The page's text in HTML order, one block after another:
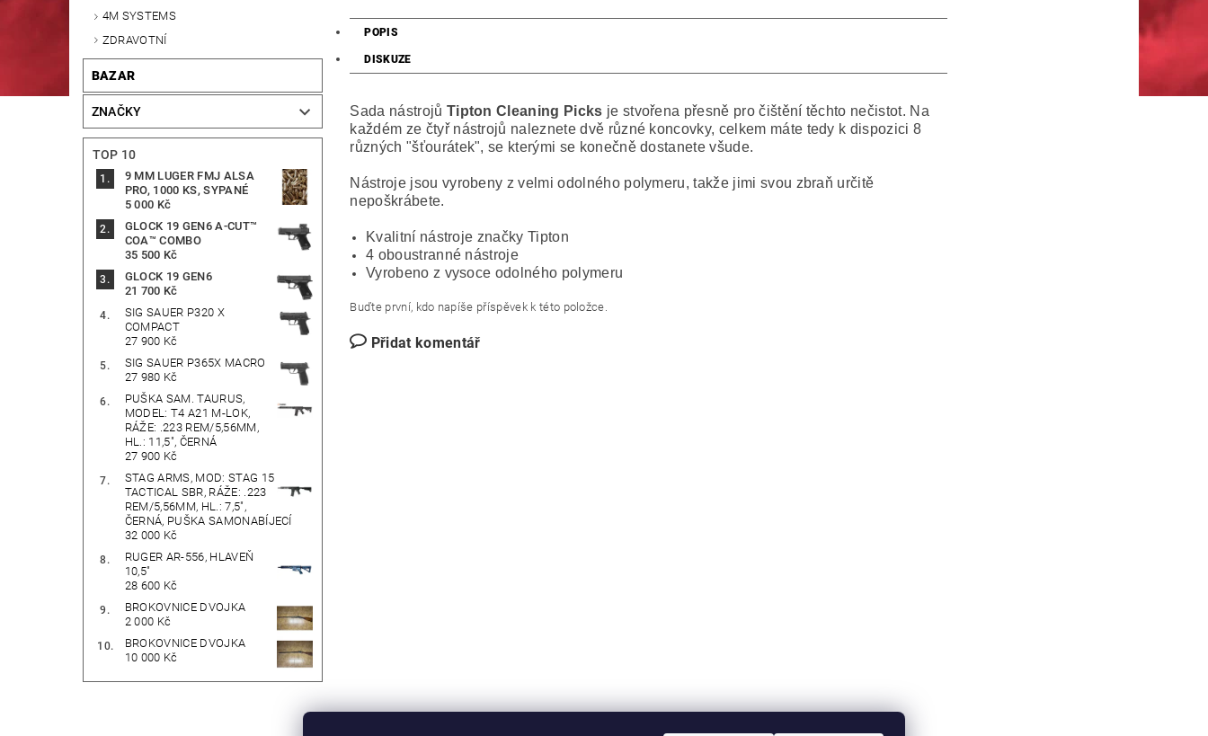
4M SYSTEMS
ZDRAVOTNÍ
BAZAR
ZNAČKY
TOP 10
9 MM LUGER FMJ ALSA
PRO, 1000 KS, SYPANÉ
5 000 Kč
GLOCK 19 GEN6 A-CUT™
COA™ COMBO
35 500 Kč
GLOCK 19 GEN6
21 700 Kč
SIG SAUER P320 X
COMPACT
27 900 Kč
SIG SAUER P365X MACRO
27 980 Kč
PUŠKA SAM. TAURUS,
MODEL: T4 A21 M-LOK,
RÁŽE: .223 REM/5,56MM,
HL.: 11,5", ČERNÁ
27 900 Kč
STAG ARMS, MOD: STAG 15
TACTICAL SBR, RÁŽE: .223
REM/5,56MM, HL.: 7,5",
ČERNÁ, PUŠKA SAMONABÍJECÍ
32 000 Kč
RUGER AR-556, HLAVEŇ
10,5"
28 600 Kč
BROKOVNICE DVOJKA
2 000 Kč
BROKOVNICE DVOJKA
10 000 Kč
POPIS
DISKUZE
Sada nástrojů Tipton Cleaning Picks je stvořena přesně pro čištění těchto nečistot. Na
každém ze čtyř nástrojů naleznete dvě různé koncovky, celkem máte tedy k dispozici 8
různých "šťourátek", se kterými se konečně dostanete všude.
Nástroje jsou vyrobeny z velmi odolného polymeru, takže jimi svou zbraň určitě
nepoškrábete.
Kvalitní nástroje značky Tipton
4 oboustranné nástroje
Vyrobeno z vysoce odolného polymeru
Buďte první, kdo napíše příspěvek k této položce.
Přidat komentář